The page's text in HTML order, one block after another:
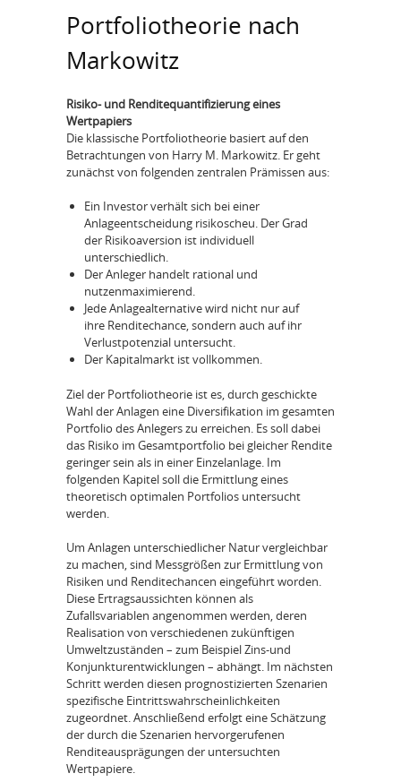
Portfoliotheorie nach
Markowitz
Risiko- und Renditequantifizierung eines
Wertpapiers
Die klassische Portfoliotheorie basiert auf den
Betrachtungen von Harry M. Markowitz. Er geht
zunächst von folgenden zentralen Prämissen aus:
Ein Investor verhält sich bei einer
Anlageentscheidung risikoscheu. Der Grad
der Risikoaversion ist individuell
unterschiedlich.
Der Anleger handelt rational und
nutzenmaximierend.
Jede Anlagealternative wird nicht nur auf
ihre Renditechance, sondern auch auf ihr
Verlustpotenzial untersucht.
Der Kapitalmarkt ist vollkommen.
Ziel der Portfoliotheorie ist es, durch geschickte
Wahl der Anlagen eine Diversifikation im gesamten
Portfolio des Anlegers zu erreichen. Es soll dabei
das Risiko im Gesamtportfolio bei gleicher Rendite
geringer sein als in einer Einzelanlage. Im
folgenden Kapitel soll die Ermittlung eines
theoretisch optimalen Portfolios untersucht
werden.
Um Anlagen unterschiedlicher Natur vergleichbar
zu machen, sind Messgrößen zur Ermittlung von
Risiken und Renditechancen eingeführt worden.
Diese Ertragsaussichten können als
Zufallsvariablen angenommen werden, deren
Realisation von verschiedenen zukünftigen
Umweltzuständen – zum Beispiel Zins-und
Konjunkturentwicklungen – abhängt. Im nächsten
Schritt werden diesen prognostizierten Szenarien
spezifische Eintrittswahrscheinlichkeiten
zugeordnet. Anschließend erfolgt eine Schätzung
der durch die Szenarien hervorgerufenen
Renditeausprägungen der untersuchten
Wertpapiere.